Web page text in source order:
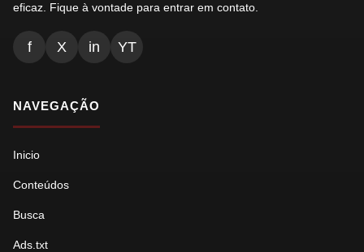
eficaz. Fique à vontade para entrar em contato.
f X in YT
NAVEGAÇÃO
Inicio
Conteúdos
Busca
Ads.txt